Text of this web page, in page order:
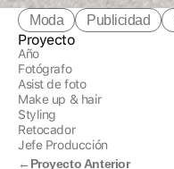
Moda Publicidad
Proyecto
Año
Fotógrafo
Asist de foto
Make up & hair
Styling
Retocador
Jefe Producción
← Proyecto Anterior